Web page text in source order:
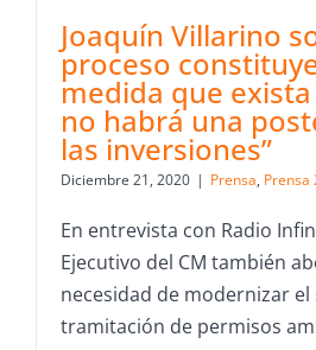
Joaquín Villarino
proceso
medida que
no habrá una
las inversiones”
Diciembre 21, 2020 | Prensa, Prensa
En entrevista con Radio
Ejecutivo del CM también
necesidad de modernizar el
tramitación de permisos